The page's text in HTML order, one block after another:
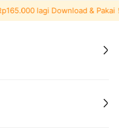
lagi Download & Pakai！